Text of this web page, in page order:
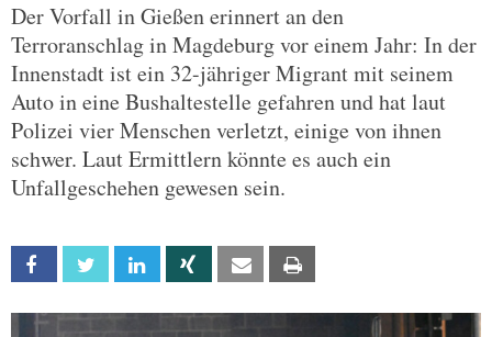
Der Vorfall in Gießen erinnert an den
Terroranschlag in Magdeburg vor einem Jahr: In der
Innenstadt ist ein 32-jähriger Migrant mit seinem
Auto in eine Bushaltestelle gefahren und hat laut
Polizei vier Menschen verletzt, einige von ihnen
schwer. Laut Ermittlern könnte es auch ein
Unfallgeschehen gewesen sein.
Facebook Twitter Linkedin Xing Email